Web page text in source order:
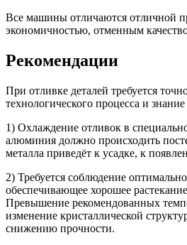
Все машины отличаются отличной
экономичностью, отменным
Рекомендации
При отливке деталей требуется
технологического процесса и
1) Охлаждение отливок в
алюминия должно происходить
металла приведёт к усадке, к
2) Требуется соблюдение
обеспечивающее хорошее
Превышение рекомендованных
изменение кристаллической
снижению прочности.